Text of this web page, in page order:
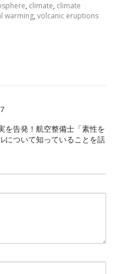
, climate, climate
warming, volcanic eruptions
を告発！航空整備士「素性を
について知っていることを話